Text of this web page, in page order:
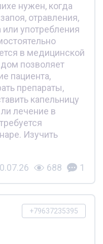
нужен, когда
отравления,
употребления
в медицинской
позволяет
пациента,
препараты,
капельницу
лечение в
Изучить
688 1
+79637235395